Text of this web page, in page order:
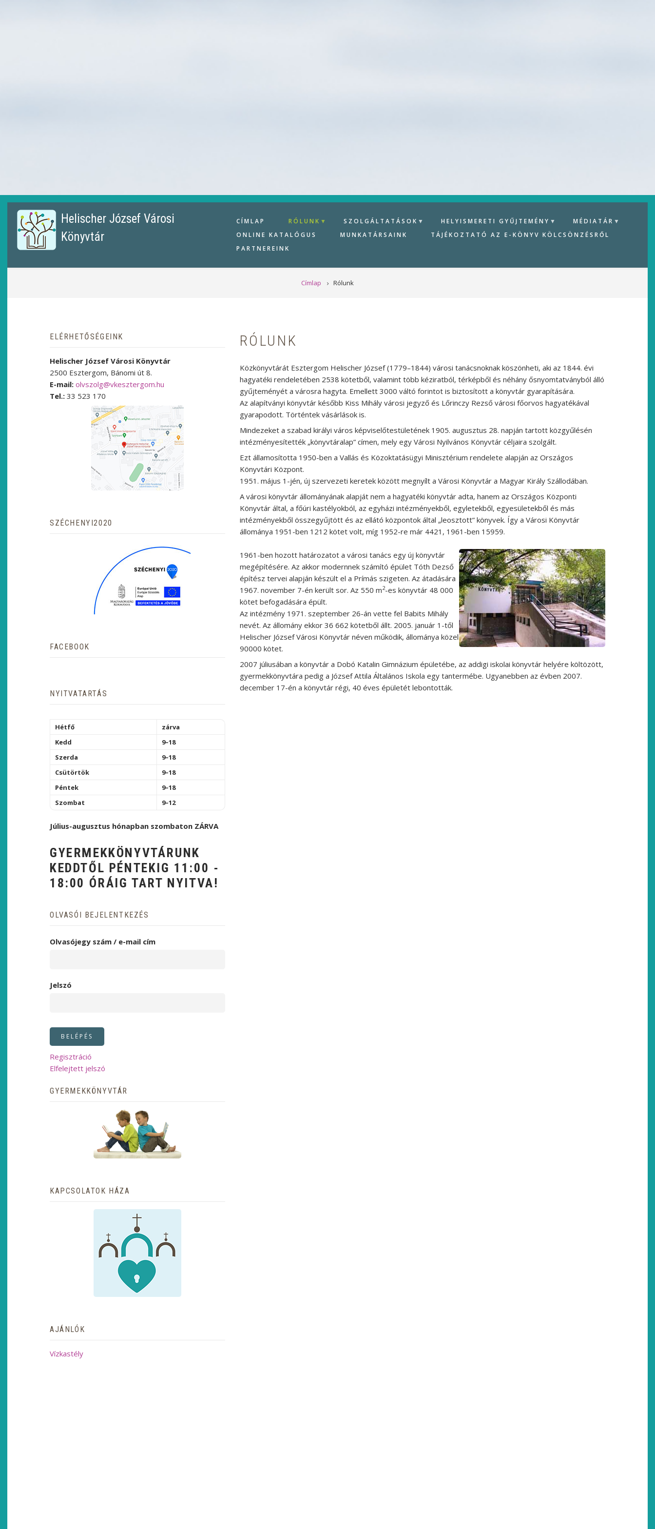
Helischer József Városi
Könyvtár
CÍMLAP RÓLUNK SZOLGÁLTATÁSOK HELYISMERETI GYŰJTEMÉNY
MÉDIATÁR
ONLINE KATALÓGUS
MUNKATÁRSAINK
TÁJÉKOZTATÓ AZ E-KÖNYV KÖLCSÖNZÉSRŐL
PARTNEREINK
Címlap Rólunk
RÓLUNK
Közkönyvtárát Esztergom Helischer József (1779–1844) városi tanácsnoknak köszönheti, aki az 1844. évi
hagyatéki rendeletében 2538 kötetből, valamint több kéziratból, térképből és néhány ősnyomtatványból álló
gyűjteményét a városra hagyta. Emellett 3000 váltó forintot is biztosított a könyvtár gyarapítására.
Az alapítványi könyvtár később Kiss Mihály városi jegyző és Lőrinczy Rezső városi főorvos hagyatékával
gyarapodott. Történtek vásárlások is.
Mindezeket a szabad királyi város képviselőtestületének 1905. augusztus 28. napján tartott közgyűlésén
intézményesítették „könyvtáralap” címen, mely egy Városi Nyilvános Könyvtár céljaira szolgált.
Ezt államosította 1950-ben a Vallás és Közoktatásügyi Minisztérium rendelete alapján az Országos
Könyvtári Központ.
1951. május 1-jén, új szervezeti keretek között megnyílt a Városi Könyvtár a Magyar Király Szállodában.
A városi könyvtár állományának alapját nem a hagyatéki könyvtár adta, hanem az Országos Központi
Könyvtár által, a főúri kastélyokból, az egyházi intézményekből, egyletekből, egyesületekből és más
intézményekből összegyűjtött és az ellátó központok által „leosztott” könyvek. Így a Városi Könyvtár
állománya 1951-ben 1212 kötet volt, míg 1952-re már 4421, 1961-ben 15959.
1961-ben hozott határozatot a városi tanács egy új könyvtár
megépítésére. Az akkor modernnek számító épület Tóth Dezső
építész tervei alapján készült el a Prímás szigeten. Az átadására
1967. november 7-én került sor. Az 550 m2-es könyvtár 48 000
kötet befogadására épült.
Az intézmény 1971. szeptember 26-án vette fel Babits Mihály
nevét. Az állomány ekkor 36 662 kötetből állt. 2005. január 1-től
Helischer József Városi Könyvtár néven működik, állománya közel
90000 kötet.
2007 júliusában a könyvtár a Dobó Katalin Gimnázium épületébe, az addigi iskolai könyvtár helyére költözött,
gyermekkönyvtára pedig a József Attila Általános Iskola egy tantermébe. Ugyanebben az évben 2007.
december 17-én a könyvtár régi, 40 éves épületét lebontották.
ELÉRHETŐSÉGEINK
Helischer József Városi Könyvtár
2500 Esztergom, Bánomi út 8.
E-mail: olvszolg@vkesztergom.hu
Tel.: 33 523 170
SZÉCHENYI2020
FACEBOOK
NYITVATARTÁS
Hétfő
zárva
Kedd
9–18
Szerda
9–18
Csütörtök
9–18
Péntek
9–18
Szombat
9–12
Július-augusztus hónapban szombaton ZÁRVA
GYERMEKKÖNYVTÁRUNK
KEDDTŐL PÉNTEKIG 11:00 -
18:00 ÓRÁIG TART NYITVA!
OLVASÓI BEJELENTKEZÉS
Olvasójegy szám / e-mail cím
Jelszó
Regisztráció
Elfelejtett jelszó
GYERMEKKÖNYVTÁR
KAPCSOLATOK HÁZA
AJÁNLÓK
Vízkastély